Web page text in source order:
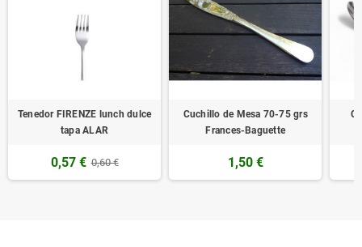
Tenedor FIRENZE lunch dulce
tapa ALAR
0,57 € 0,60 €
Cuchillo de Mesa 70-75 grs
Frances-Baguette
1,50 €